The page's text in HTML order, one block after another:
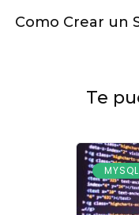
Como Crear un
Te
MYSQL